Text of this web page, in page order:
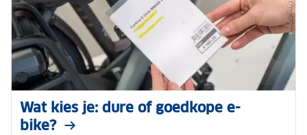
Wat kies je: dure of goedkope e-
bike?